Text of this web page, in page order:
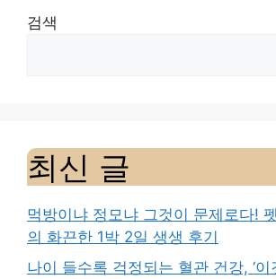
검색
최신 글
먹방이냐 정모냐 그것이 문제로다!
의 화끈한 1박 2일 생생 후기
나이 들수록 걱정되는 혈관 건강, ‘이